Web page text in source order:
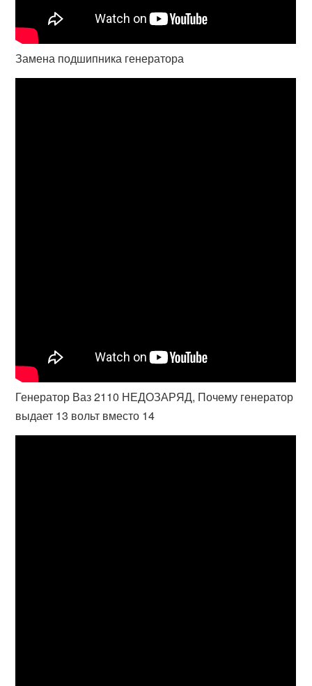
Замена подшипника генератора
Генератор Ваз 2110 НЕДОЗАРЯД, Почему генератор
выдает 13 вольт вместо 14